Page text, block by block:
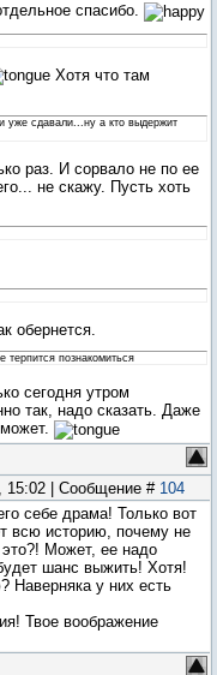
спасибо.
Хотя что там
уже сдавали...ну а кто выдержит
раз. И сорвало не по ее
не скажу. Пусть хоть
обернется.
терпится познакомиться
сегодня утром
так, надо сказать. Даже
15:02 | Сообщение # 104
себе драма! Только вот
всю историю, почему не
Может, ее надо
шанс выжить! Хотя!
Наверняка у них есть
Твое воображение